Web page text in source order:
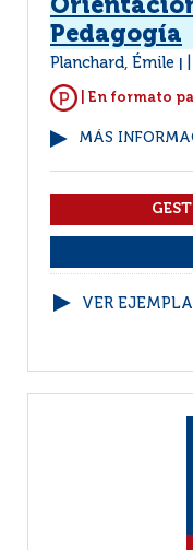
Pedagogía
Planchard, Émile
| En formato
MÁS
VER